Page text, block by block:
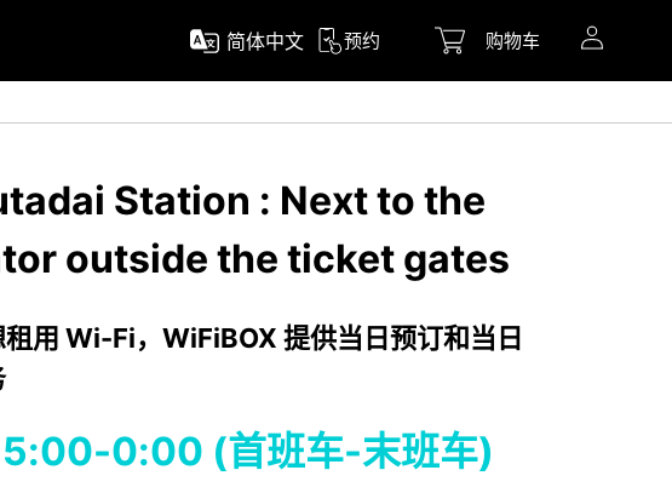
简体中文 预约 购物车
Station : Next to the
outside the ticket gates
租用 Wi-Fi，WiFiBOX 提供当日预订和当日
5:00-0:00 (首班车-末班车)